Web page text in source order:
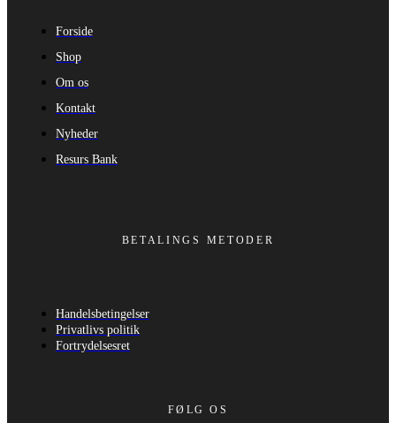
Forside
Shop
Om os
Kontakt
Nyheder
Resurs Bank
BETALINGS METODER
Handelsbetingelser
Privatlivs politik
Fortrydelsesret
FØLG OS